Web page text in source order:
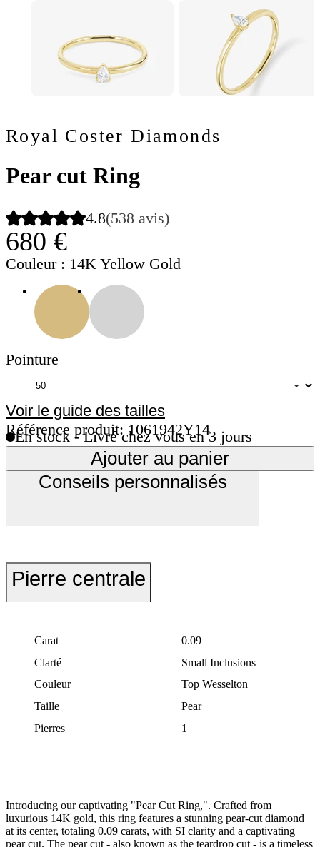
Royal Coster Diamonds
Pear cut Ring
4.8(538 avis)
680 €
Couleur : 14K Yellow Gold
Pointure
Voir le guide des tailles
Référence produit: 1061942Y14
En stock - Livré chez vous en 3 jours
Ajouter au panier
Conseils personnalisés
Pierre centrale
Carat
0.09
Clarté
Small Inclusions
Couleur
Top Wesselton
Taille
Pear
Pierres
1
Introducing our captivating "Pear Cut Ring,". Crafted from
luxurious 14K gold, this ring features a stunning pear-cut diamond
at its center, totaling 0.09 carats, with SI clarity and a captivating
pear cut. The pear cut - also known as the teardrop cut - is a timeless